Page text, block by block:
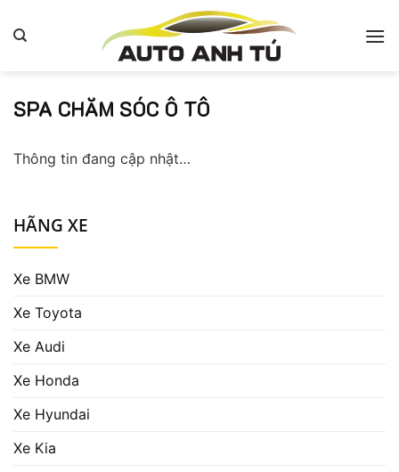
qua
SPA CHĂM SÓC Ô TÔ
Thông tin đang cập nhật…
HÃNG XE
Xe BMW
Xe Toyota
Xe Audi
Xe Honda
Xe Hyundai
Xe Kia